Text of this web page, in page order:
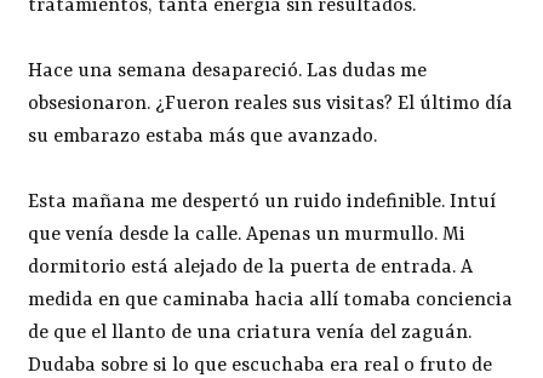
tratamientos, tanta energía sin resultados.
Hace una semana desapareció. Las dudas me
obsesionaron. ¿Fueron reales sus visitas? El último día
su embarazo estaba más que avanzado.
Esta mañana me despertó un ruido indefinible. Intuí
que venía desde la calle. Apenas un murmullo. Mi
dormitorio está alejado de la puerta de entrada. A
medida en que caminaba hacia allí tomaba conciencia
de que el llanto de una criatura venía del zaguán.
Dudaba sobre si lo que escuchaba era real o fruto de